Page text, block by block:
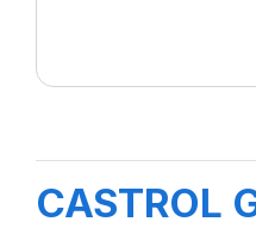
CASTROL